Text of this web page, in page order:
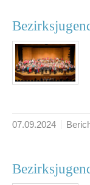
07.09.2024